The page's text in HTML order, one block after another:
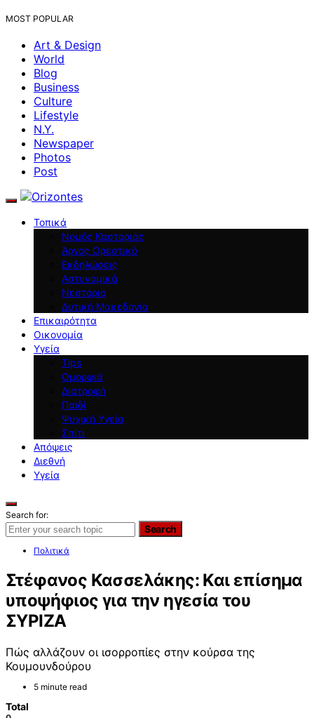
MOST POPULAR
Art & Design
World
Blog
Business
Culture
Lifestyle
N.Y.
Newspaper
Photos
Post
Τοπικά
Νομός Καστοριάς
Άργος Ορεστικό
Εκδηλώσεις
Αστυνομικά
Νεστόριο
Δυτική Μακεδονία
Επικαιρότητα
Οικονομία
Υγεία
Tips
Ομορφιά
Διατροφή
Παιδί
Ψυχική Υγεία
Σπίτι
Απόψεις
Διεθνή
Υγεία
Search for:
Search
Πολιτικά
Στέφανος Κασσελάκης: Και επίσημα
υποψήφιος για την ηγεσία του
ΣΥΡΙΖΑ
Πώς αλλάζουν οι ισορροπίες στην κούρσα της
Κουμουνδούρου
5 minute read
Total